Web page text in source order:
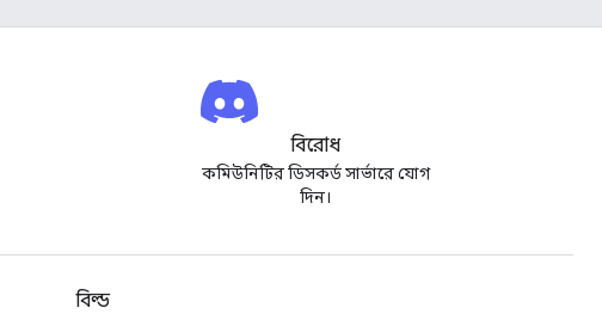
বিরোধ
কমিউনিটির ডিসকর্ড সার্ভারে যোগ
দিন।
বিল্ড